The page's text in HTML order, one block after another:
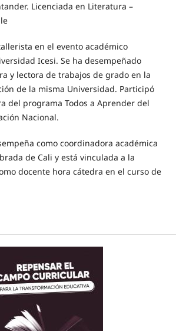
Licenciada en Literatura –
en el evento académico
Icesi. Se ha desempeñado
y lectora de trabajos de grado en la
de la misma Universidad. Participó
del programa Todos a Aprender del
Nacional.
como coordinadora académica
de Cali y está vinculada a la
docente hora cátedra en el curso de